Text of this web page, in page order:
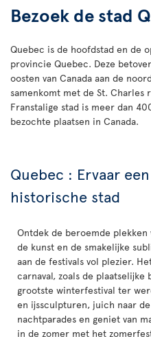
Bezoek de stad
Quebec is de hoofdstad en de
provincie Quebec. Deze
oosten van Canada aan de
samenkomt met de St. Charles
Franstalige stad is meer dan
bezochte plaatsen in Canada.
Quebec : Ervaar
historische stad
Ontdek de beroemde plekken
de kunst en de smakelijke
aan de festivals vol plezier.
carnaval, zoals de
grootste winterfestival ter
en ijssculpturen, juich naar
nachtparades en geniet van
in de zomer met het